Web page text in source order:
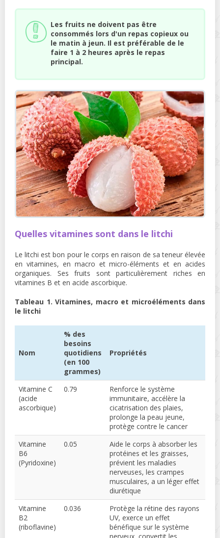
Les fruits ne doivent pas être
consommés lors d'un repas copieux ou
le matin à jeun. Il est préférable de le
faire 1 à 2 heures après le repas
principal.
Quelles vitamines sont dans le litchi
Le litchi est bon pour le corps en raison de sa teneur élevée
en vitamines, en macro et micro-éléments et en acides
organiques. Ses fruits sont particulièrement riches en
vitamines B et en acide ascorbique.
Tableau 1. Vitamines, macro et microéléments dans
le litchi
Nom
% des
besoins
quotidiens
(en 100
grammes)
Propriétés
Vitamine C
(acide
ascorbique)
0.79
Renforce le système
immunitaire, accélère la
cicatrisation des plaies,
prolonge la peau jeune,
protège contre le cancer
Vitamine
B6
(Pyridoxine)
0.05
Aide le corps à absorber les
protéines et les graisses,
prévient les maladies
nerveuses, les crampes
musculaires, a un léger effet
diurétique
Vitamine
B2
(riboflavine)
0.036
Protège la rétine des rayons
UV, exerce un effet
bénéfique sur le système
nerveux, convertit les